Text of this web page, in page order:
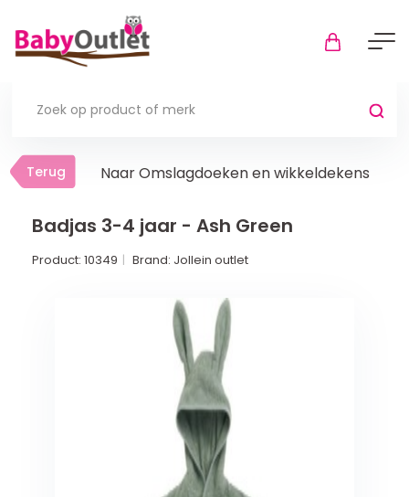
Terug
Thuis
In de box
Boxmatrassen en hoeslakens
Veiligheid in en om huis
Terug Naar Omslagdoeken en wikkeldekens
Badjas 3-4 jaar - Ash Green
Product: 10349 Brand: Jollein outlet